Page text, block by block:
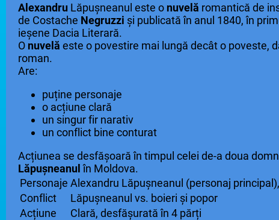
Alexandru Lăpușneanul este o nuvelă romantică de
de Costache Negruzzi și publicată în anul 1840, în
ieșene Dacia Literară.
O nuvelă este o povestire mai lungă decât o poveste,
roman.
Are:
puține personaje
o acțiune clară
un singur fir narativ
un conflict bine conturat
Acțiunea se desfășoară în timpul celei de-a doua
Lăpușneanulîn Moldova.
Personaje Alexandru Lăpușneanul (personaj
Conflict
Lăpușneanul vs. boieri și popor
Acțiune
Clară, desfășurată în 4 părți